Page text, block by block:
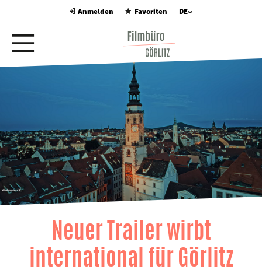
Anmelden Favoriten DE
Neuer Trailer wirbt
international für Görlitz